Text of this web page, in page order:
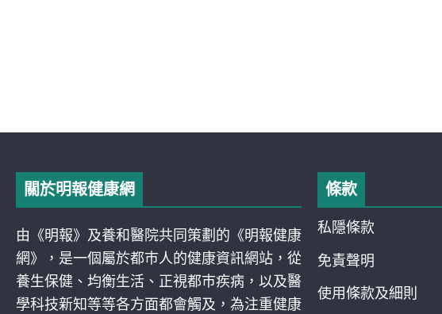
關於明報健康網
由《明報》及養和醫院共同策劃的《明報健康
網》，是一個屬於都巿人的健康資訊網站，從
養生保健、均衡生活、正視都巿疾病，以及醫
學科技新知等等各方面都會觸及，為注重健康
條款
私隱條款
免責聲明
使用條款及細則